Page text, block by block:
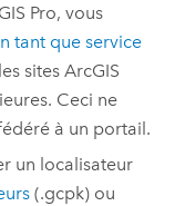
Pro, vous
tant que service
sitesArcGIS
Ceci ne
à un portail.
un localisateur
(.gcpk) ou